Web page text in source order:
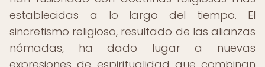
establecidas a lo largo del tiempo. El
sincretismo religioso, resultado de las alianzas
nómadas, ha dado lugar a nuevas